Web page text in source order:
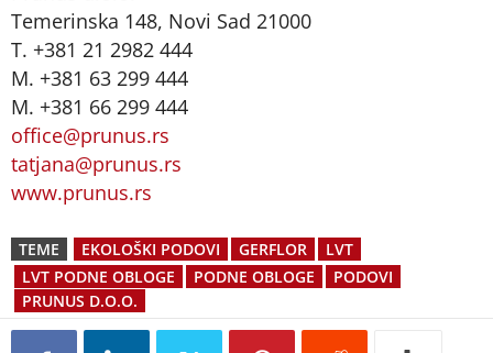
Temerinska 148, Novi Sad 21000
T. +381 21 2982 444
M. +381 63 299 444
M. +381 66 299 444
office@prunus.rs
tatjana@prunus.rs
www.prunus.rs
TEME EKOLOŠKI PODOVI GERFLOR
LVT
LVT PODNE OBLOGE
PODNE OBLOGE
PODOVI
PRUNUS D.O.O.